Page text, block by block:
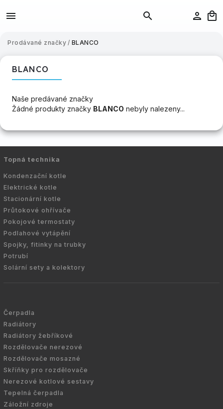
Prodávané značky / BLANCO
BLANCO
Naše predávané značky
Žádné produkty značky BLANCO nebyly nalezeny...
Topná technika
Kondenzační kotle
Elektrické kotle
Stacionární kotle
Průtokové ohřívače
Pokojové termostaty
Podlahové vytápění
Spojky, fitinky na trubky
Potrubí
Solární sety a kolektory
Čerpadla
Radiátory
Radiátory žebříkové
Rozdělovače nerezové
Rozdělovače mosazné
Skříňky pro rozdělovače
Nerezové kotlové sestavy
Tepelná čerpadla
Záložní zdroje